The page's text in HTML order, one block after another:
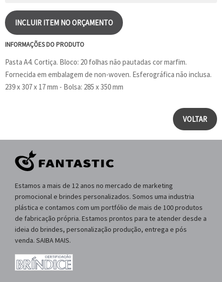
INCLUIR ITEM NO ORÇAMENTO
INFORMAÇÕES DO PRODUTO
Pasta A4. Cortiça. Bloco: 20 folhas não pautadas cor marfim.
Fornecida em embalagem de non-woven. Esferográfica não inclusa.
239 x 307 x 17 mm - Bolsa: 285 x 350 mm
VOLTAR
Estamos a mais de 12 anos no mercado de marketing
promocional e brindes personalizados. Somos uma industria
plástica e contamos com um portfólio de mais de 100 produtos
de fabricação própria. Estamos prontos para te atender desde a
ideia do brindes, personalização produção, entrega e pós
venda. SAIBA MAIS.